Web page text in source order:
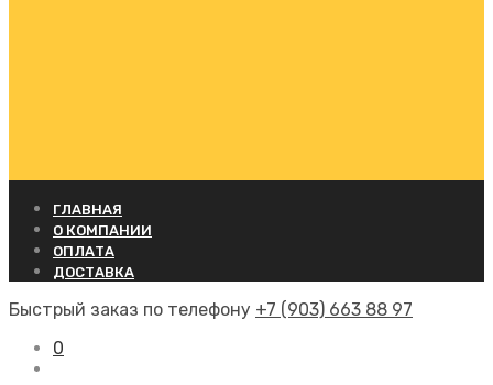
ГЛАВНАЯ
О КОМПАНИИ
ОПЛАТА
ДОСТАВКА
Быстрый заказ по телефону +7 (903) 663 88 97
0